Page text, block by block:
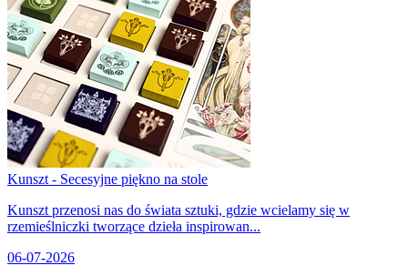
Kunszt - Secesyjne piękno na stole
Kunszt przenosi nas do świata sztuki, gdzie wcielamy się w
rzemieślniczki tworzące dzieła inspirowan...
06-07-2026